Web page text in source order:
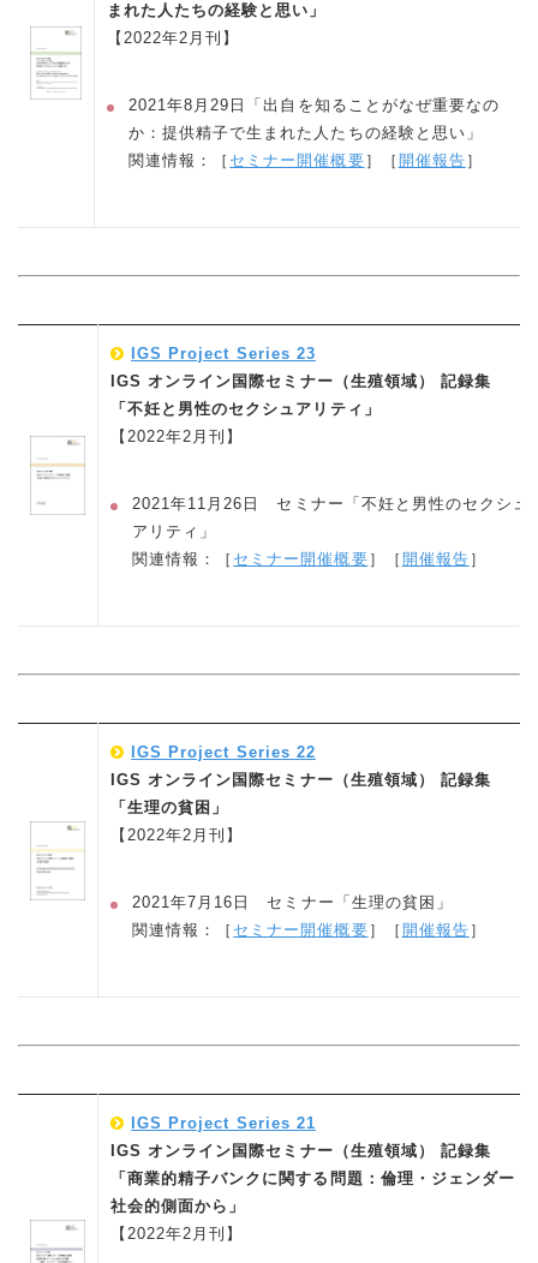
まれた人たちの経験と思い」
【2022年2月刊】
2021年8月29日「出自を知ることがなぜ重要なの
か：提供精子で生まれた人たちの経験と思い」
関連情報：［ セミナー開催概要 ］［ 開催報告 ］
IGS Project Series 23
IGS オンライン国際セミナー（生殖領域） 記録集
「不妊と男性のセクシュアリティ」
【2022年2月刊】
2021年11月26日 セミナー「不妊と男性のセクシュ
アリティ」
関連情報：［ セミナー開催概要 ］［ 開催報告 ］
IGS Project Series 22
IGS オンライン国際セミナー（生殖領域） 記録集
「生理の貧困」
【2022年2月刊】
2021年7月16日 セミナー「生理の貧困」
関連情報：［ セミナー開催概要 ］［ 開催報告 ］
IGS Project Series 21
IGS オンライン国際セミナー（生殖領域） 記録集
「商業的精子バンクに関する問題：倫理・ジェンダー・
社会的側面から」
【2022年2月刊】